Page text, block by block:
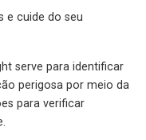
e cuide do seu
serve para identificar
perigosa por meio da
para verificar